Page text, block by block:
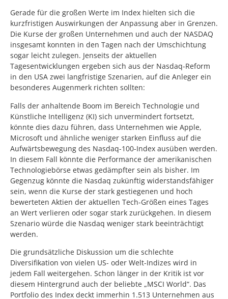
Gerade für die großen Werte im Index hielten sich die
kurzfristigen Auswirkungen der Anpassung aber in Grenzen.
Die Kurse der großen Unternehmen und auch der NASDAQ
insgesamt konnten in den Tagen nach der Umschichtung
sogar leicht zulegen. Jenseits der aktuellen
Tagesentwicklungen ergeben sich aus der Nasdaq-Reform
in den USA zwei langfristige Szenarien, auf die Anleger ein
besonderes Augenmerk richten sollten:
Falls der anhaltende Boom im Bereich Technologie und
Künstliche Intelligenz (KI) sich unvermindert fortsetzt,
könnte dies dazu führen, dass Unternehmen wie Apple,
Microsoft und ähnliche weniger starken Einfluss auf die
Aufwärtsbewegung des Nasdaq-100-Index ausüben werden.
In diesem Fall könnte die Performance der amerikanischen
Technologiebörse etwas gedämpfter sein als bisher. Im
Gegenzug könnte die Nasdaq zukünftig widerstandsfähiger
sein, wenn die Kurse der stark gestiegenen und hoch
bewerteten Aktien der aktuellen Tech-Größen eines Tages
an Wert verlieren oder sogar stark zurückgehen. In diesem
Szenario würde die Nasdaq weniger stark beeinträchtigt
werden.
Die grundsätzliche Diskussion um die schlechte
Diversifikation von vielen US- oder Welt-Indizes wird in
jedem Fall weitergehen. Schon länger in der Kritik ist vor
diesem Hintergrund auch der beliebte „MSCI World“. Das
Portfolio des Index deckt immerhin 1.513 Unternehmen aus